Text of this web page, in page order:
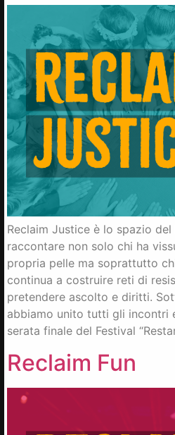
Reclaim Justice è lo spazio
raccontare non solo chi ha
propria pelle ma soprattutto
continua a costruire reti di
pretendere ascolto e diritti.
abbiamo unito tutti gli incontri
serata finale del Festival
Reclaim Fun